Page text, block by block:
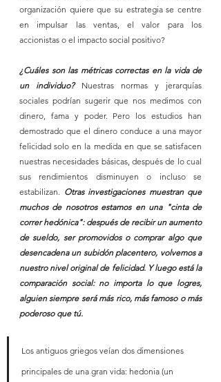
organización quiere que su estrategia se centre
en impulsar las ventas, el valor para los
accionistas o el impacto social positivo?
¿Cuáles son las métricas correctas en la vida de
un individuo? Nuestras normas y jerarquías
sociales podrían sugerir que nos medimos con
dinero, fama y poder. Pero los estudios han
demostrado que el dinero conduce a una mayor
felicidad solo en la medida en que se satisfacen
nuestras necesidades básicas, después de lo cual
sus rendimientos disminuyen o incluso se
estabilizan. Otras investigaciones muestran que
muchos de nosotros estamos en una "cinta de
correr hedónica": después de recibir un aumento
de sueldo, ser promovidos o comprar algo que
desencadena un subidón placentero, volvemos a
nuestro nivel original de felicidad. Y luego está la
comparación social: no importa lo que logres,
alguien siempre será más rico, más famoso o más
poderoso que tú.
Los antiguos griegos veían dos dimensiones
principales de una gran vida: hedonia (un